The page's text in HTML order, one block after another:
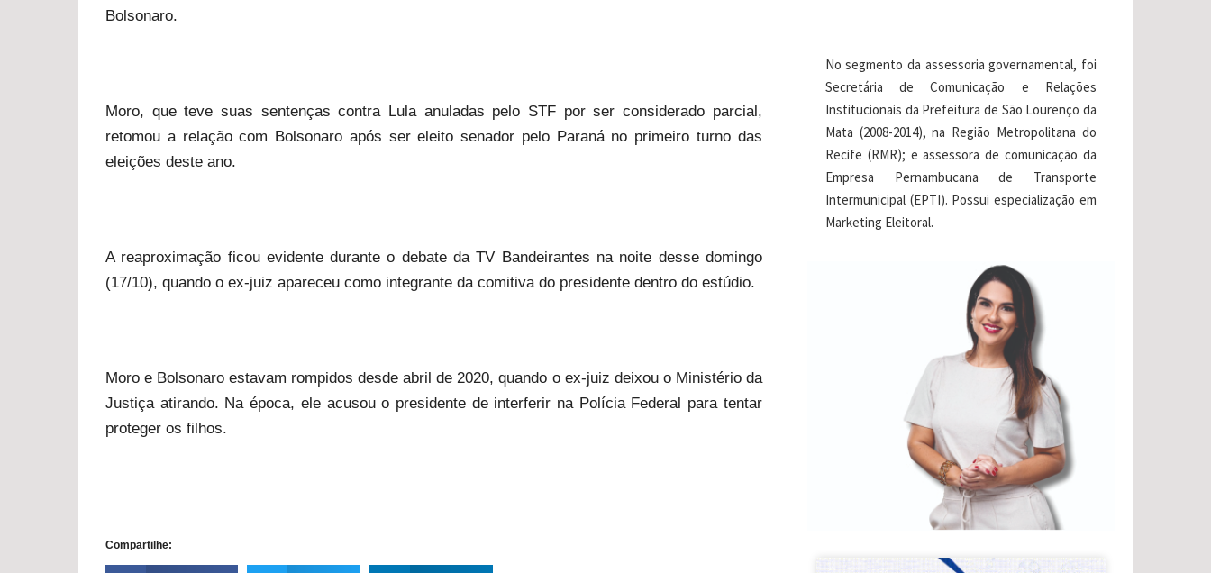
Bolsonaro.
Moro, que teve suas sentenças contra Lula anuladas pelo STF por ser considerado parcial,
retomou a relação com Bolsonaro após ser eleito senador pelo Paraná no primeiro turno das
eleições deste ano.
A reaproximação ficou evidente durante o debate da TV Bandeirantes na noite desse domingo
(17/10), quando o ex-juiz apareceu como integrante da comitiva do presidente dentro do estúdio.
Moro e Bolsonaro estavam rompidos desde abril de 2020, quando o ex-juiz deixou o Ministério da
Justiça atirando. Na época, ele acusou o presidente de interferir na Polícia Federal para tentar
proteger os filhos.
Compartilhe:
No segmento da assessoria governamental, foi
Secretária de Comunicação e Relações
Institucionais da Prefeitura de São Lourenço da
Mata (2008-2014), na Região Metropolitana do
Recife (RMR); e assessora de comunicação da
Empresa Pernambucana de Transporte
Intermunicipal (EPTI). Possui especialização em
Marketing Eleitoral.